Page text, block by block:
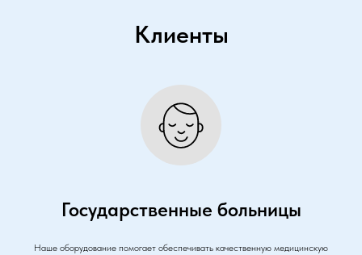
Клиенты
Государственные больницы
Наше оборудование помогает обеспечивать качественную медицинскую